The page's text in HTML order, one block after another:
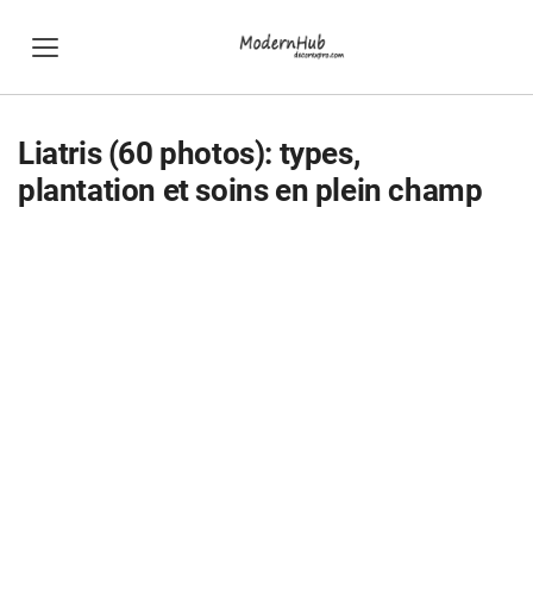
Liatris (60 photos): types,
plantation et soins en plein champ